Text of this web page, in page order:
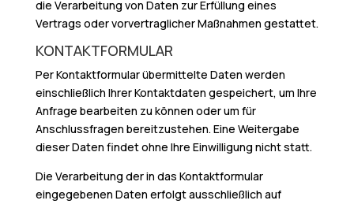
die Verarbeitung von Daten zur Erfüllung eines
Vertrags oder vorvertraglicher Maßnahmen gestattet.
KONTAKTFORMULAR
Per Kontaktformular übermittelte Daten werden
einschließlich Ihrer Kontaktdaten gespeichert, um Ihre
Anfrage bearbeiten zu können oder um für
Anschlussfragen bereitzustehen. Eine Weitergabe
dieser Daten findet ohne Ihre Einwilligung nicht statt.
Die Verarbeitung der in das Kontaktformular
eingegebenen Daten erfolgt ausschließlich auf